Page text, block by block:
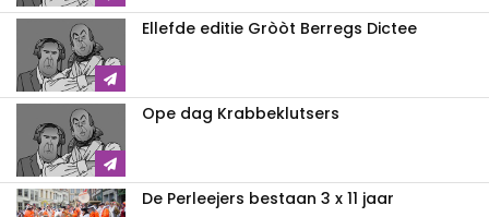
Ellefde editie Gròòt Berregs Dictee
Ope dag Krabbeklutsers
De Perleejers bestaan 3 x 11 jaar